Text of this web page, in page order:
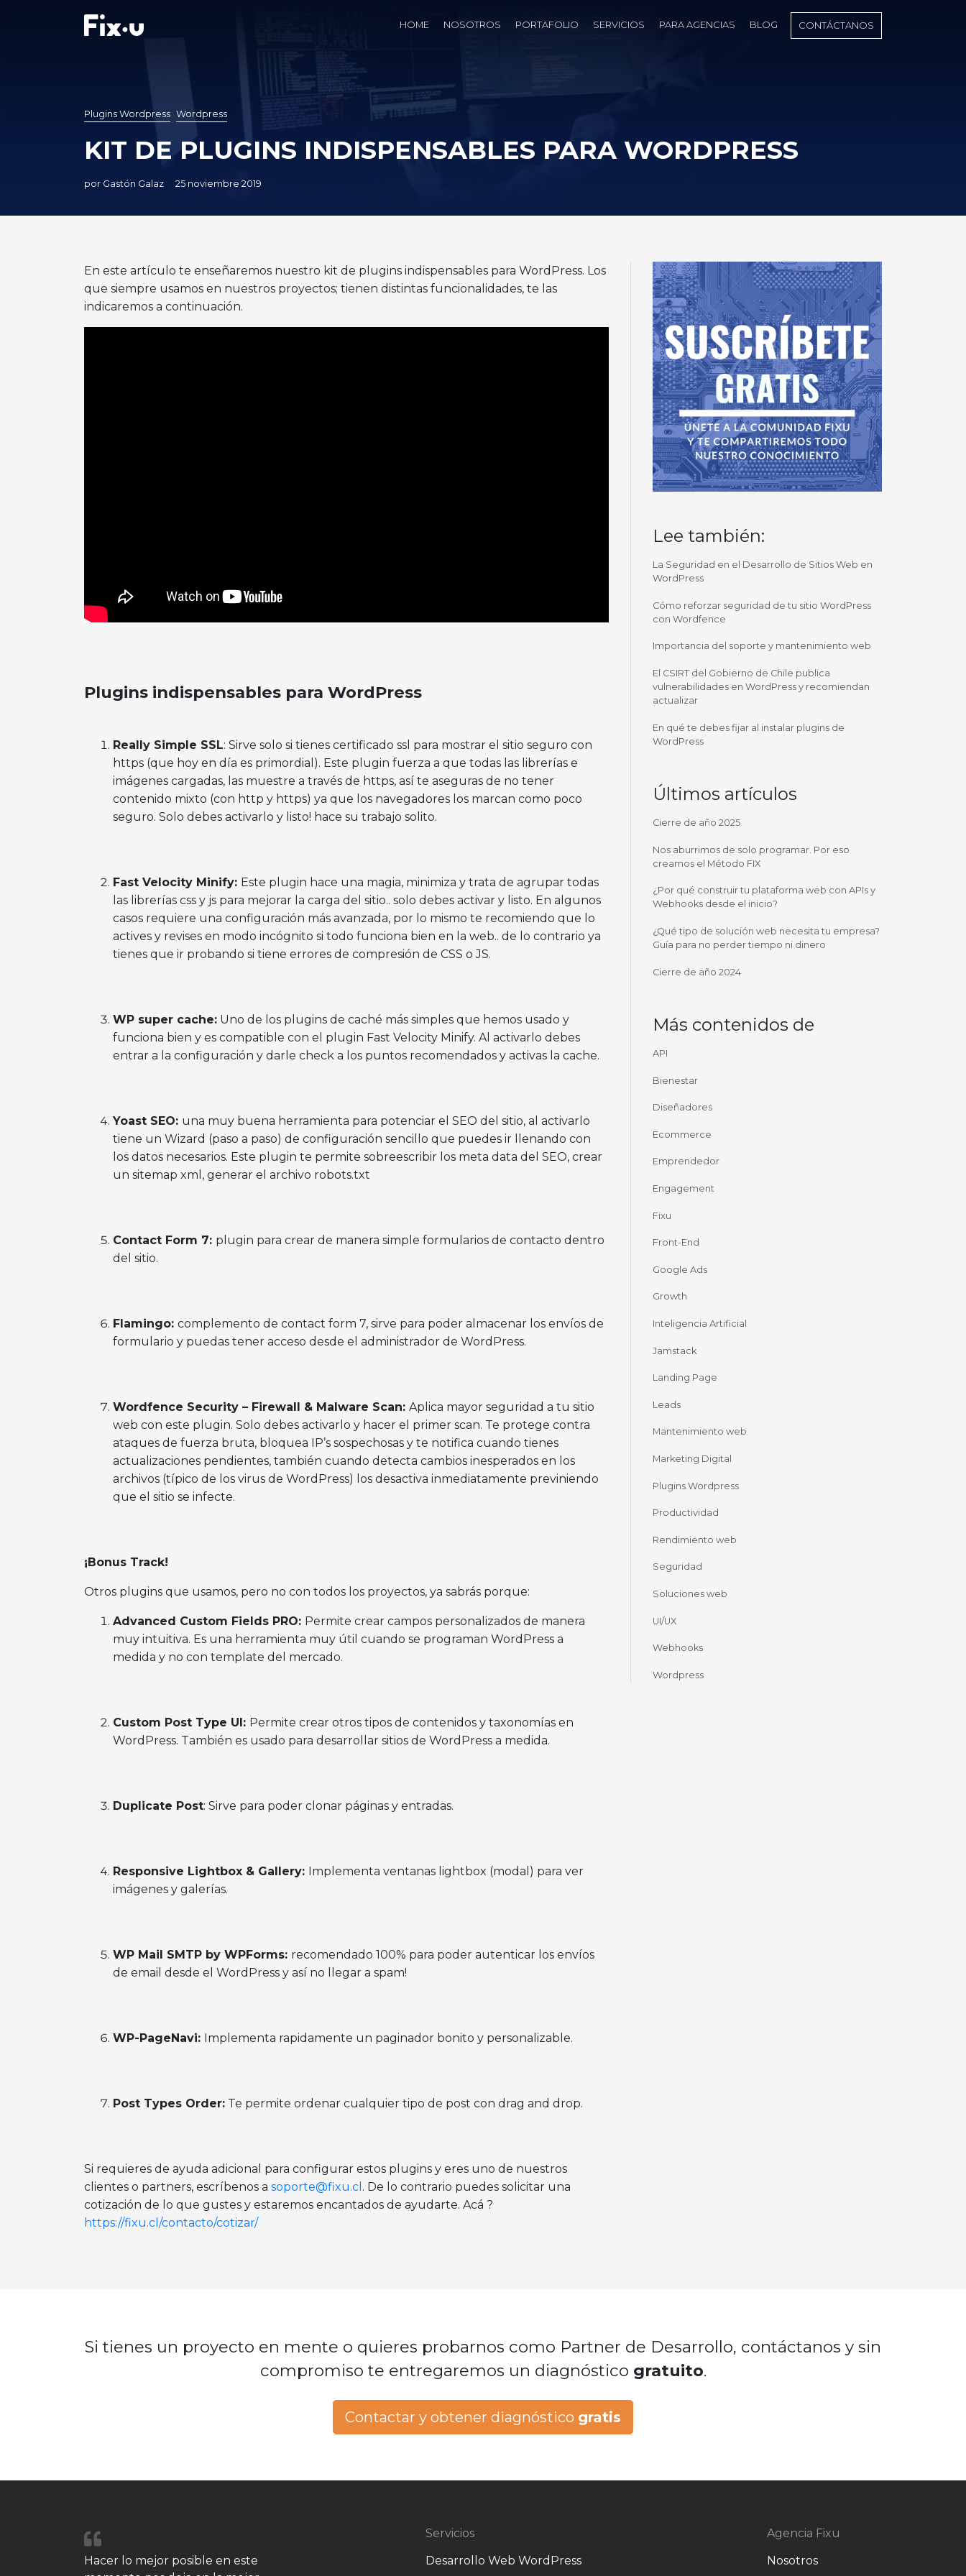
HOME NOSOTROS PORTAFOLIO SERVICIOS PARA AGENCIAS BLOG CONTÁCTANOS
Plugins Wordpress Wordpress
KIT DE PLUGINS INDISPENSABLES PARA WORDPRESS
por Gastón Galaz 25 noviembre 2019
En este artículo te enseñaremos nuestro kit de plugins indispensables para WordPress. Los
que siempre usamos en nuestros proyectos; tienen distintas funcionalidades, te las
indicaremos a continuación.
Plugins indispensables para WordPress
Really Simple SSL: Sirve solo si tienes certificado ssl para mostrar el sitio seguro con
https (que hoy en día es primordial). Este plugin fuerza a que todas las librerías e
imágenes cargadas, las muestre a través de https, así te aseguras de no tener
contenido mixto (con http y https) ya que los navegadores los marcan como poco
seguro. Solo debes activarlo y listo! hace su trabajo solito.
Fast Velocity Minify: Este plugin hace una magia, minimiza y trata de agrupar todas
las librerías css y js para mejorar la carga del sitio.. solo debes activar y listo. En algunos
casos requiere una configuración más avanzada, por lo mismo te recomiendo que lo
actives y revises en modo incógnito si todo funciona bien en la web.. de lo contrario ya
tienes que ir probando si tiene errores de compresión de CSS o JS.
WP super cache: Uno de los plugins de caché más simples que hemos usado y
funciona bien y es compatible con el plugin Fast Velocity Minify. Al activarlo debes
entrar a la configuración y darle check a los puntos recomendados y activas la cache.
Yoast SEO: una muy buena herramienta para potenciar el SEO del sitio, al activarlo
tiene un Wizard (paso a paso) de configuración sencillo que puedes ir llenando con
los datos necesarios. Este plugin te permite sobreescribir los meta data del SEO, crear
un sitemap xml, generar el archivo robots.txt
Contact Form 7: plugin para crear de manera simple formularios de contacto dentro
del sitio.
Flamingo: complemento de contact form 7, sirve para poder almacenar los envíos de
formulario y puedas tener acceso desde el administrador de WordPress.
Wordfence Security – Firewall & Malware Scan: Aplica mayor seguridad a tu sitio
web con este plugin. Solo debes activarlo y hacer el primer scan. Te protege contra
ataques de fuerza bruta, bloquea IP’s sospechosas y te notifica cuando tienes
actualizaciones pendientes, también cuando detecta cambios inesperados en los
archivos (típico de los virus de WordPress) los desactiva inmediatamente previniendo
que el sitio se infecte.
¡Bonus Track!
Otros plugins que usamos, pero no con todos los proyectos, ya sabrás porque:
Advanced Custom Fields PRO: Permite crear campos personalizados de manera
muy intuitiva. Es una herramienta muy útil cuando se programan WordPress a
medida y no con template del mercado.
Custom Post Type UI: Permite crear otros tipos de contenidos y taxonomías en
WordPress. También es usado para desarrollar sitios de WordPress a medida.
Duplicate Post: Sirve para poder clonar páginas y entradas.
Responsive Lightbox & Gallery: Implementa ventanas lightbox (modal) para ver
imágenes y galerías.
WP Mail SMTP by WPForms: recomendado 100% para poder autenticar los envíos
de email desde el WordPress y así no llegar a spam!
WP-PageNavi: Implementa rapidamente un paginador bonito y personalizable.
Post Types Order: Te permite ordenar cualquier tipo de post con drag and drop.
Si requieres de ayuda adicional para configurar estos plugins y eres uno de nuestros
clientes o partners, escríbenos a soporte@fixu.cl . De lo contrario puedes solicitar una
cotización de lo que gustes y estaremos encantados de ayudarte. Acá ?
https://fixu.cl/contacto/cotizar/
Lee también:
La Seguridad en el Desarrollo de Sitios Web en
WordPress
Cómo reforzar seguridad de tu sitio WordPress
con Wordfence
Importancia del soporte y mantenimiento web
El CSIRT del Gobierno de Chile publica
vulnerabilidades en WordPress y recomiendan
actualizar
En qué te debes fijar al instalar plugins de
WordPress
Últimos artículos
Cierre de año 2025
Nos aburrimos de solo programar. Por eso
creamos el Método FIX
¿Por qué construir tu plataforma web con APIs y
Webhooks desde el inicio?
¿Qué tipo de solución web necesita tu empresa?
Guía para no perder tiempo ni dinero
Cierre de año 2024
Más contenidos de
API
Bienestar
Diseñadores
Ecommerce
Emprendedor
Engagement
Fixu
Front-End
Google Ads
Growth
Inteligencia Artificial
Jamstack
Landing Page
Leads
Mantenimiento web
Marketing Digital
Plugins Wordpress
Productividad
Rendimiento web
Seguridad
Soluciones web
UI/UX
Webhooks
Wordpress
Si tienes un proyecto en mente o quieres probarnos como Partner de Desarrollo, contáctanos y sin
compromiso te entregaremos un diagnóstico gratuito.
Contactar y obtener diagnóstico gratis
Hacer lo mejor posible en este
Servicios
Desarrollo Web WordPress
Agencia Fixu
Nosotros